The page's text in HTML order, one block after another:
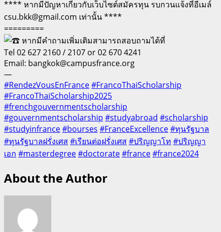
**** หากมีปัญหาเกี่ยวกับเว็บไซต์สมัครทุน รบกวนแจ้งที่อีเมล์
csu.bkk@gmail.com เท่านั้น ****
=========
หากมีคำถามเพิ่มเติมสามารถสอบถามได้ที่
Tel 02 627 2160 / 2107 or 02 670 4241
Email: bangkok@campusfrance.org
—
#RendezVousEnFrance#FrancoThaiScholarship
#FrancoThaiScholarship2025
#frenchgouvernmentscholarship
#gouvernmentscholarship #studyabroad #scholarship
#studyinfrance#bourses #FranceExcellence#ทุนรัฐบาล
#ทุนรัฐบาลฝรั่งเศส#เรียนต่อฝรั่งเศส#ปริญญาโท #ปริญญา
เอก #masterdegree#doctorate#france#france2024
About the Author